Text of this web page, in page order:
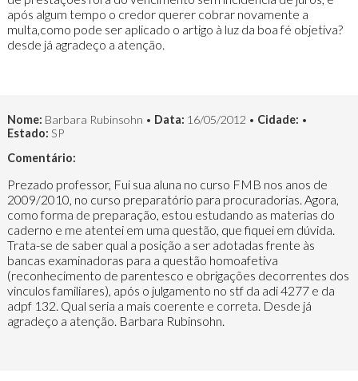
após algum tempo o credor querer cobrar novamente a
multa,como pode ser aplicado o artigo à luz da boa fé objetiva?
desde já agradeço a atenção.
Nome: Barbara Rubinsohn • Data: 16/05/2012 • Cidade: •
Estado: SP
Comentário:
Prezado professor, Fui sua aluna no curso FMB nos anos de
2009/2010, no curso preparatório para procuradorias. Agora,
como forma de preparação, estou estudando as materias do
caderno e me atentei em uma questão, que fiquei em dúvida.
Trata-se de saber qual a posição a ser adotadas frente às
bancas examinadoras para a questão homoafetiva
(reconhecimento de parentesco e obrigações decorrentes dos
vinculos familiares), após o julgamento no stf da adi 4277 e da
adpf 132. Qual seria a mais coerente e correta. Desde já
agradeço a atenção. Barbara Rubinsohn.